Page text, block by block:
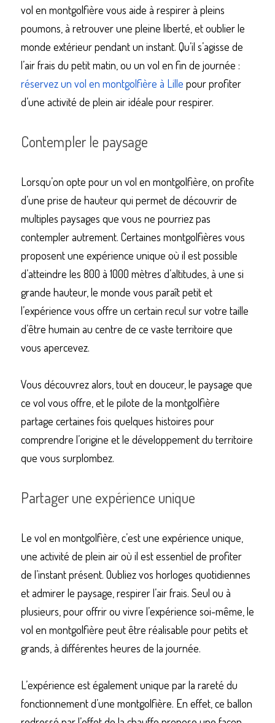
vol en montgolfière vous aide à respirer à pleins
poumons, à retrouver une pleine liberté, et oublier le
monde extérieur pendant un instant. Qu’il s’agisse de
réservez un vol en montgolfière à Lille pour profiter
d’une activité de plein air idéale pour respirer.
Contempler le paysage
Lorsqu’on opte pour un vol en montgolfière, on profite
d’une prise de hauteur qui permet de découvrir de
multiples paysages que vous ne pourriez pas
contempler autrement. Certaines montgolfières vous
proposent une expérience unique où il est possible
d’atteindre les 800 à 1000 mètres d’altitudes, à une si
grande hauteur, le monde vous paraît petit et
l’expérience vous offre un certain recul sur votre taille
d’être humain au centre de ce vaste territoire que
vous apercevez.
Vous découvrez alors, tout en douceur, le paysage que
ce vol vous offre, et le pilote de la montgolfière
partage certaines fois quelques histoires pour
comprendre l’origine et le développement du territoire
que vous surplombez.
Partager une expérience unique
Le vol en montgolfière, c’est une expérience unique,
une activité de plein air où il est essentiel de profiter
de l’instant présent. Oubliez vos horloges quotidiennes
et admirer le paysage, respirer l’air frais. Seul ou à
plusieurs, pour offrir ou vivre l’expérience soi-même, le
vol en montgolfière peut être réalisable pour petits et
grands, à différentes heures de la journée.
L’expérience est également unique par la rareté du
fonctionnement d’une montgolfière. En effet, ce ballon